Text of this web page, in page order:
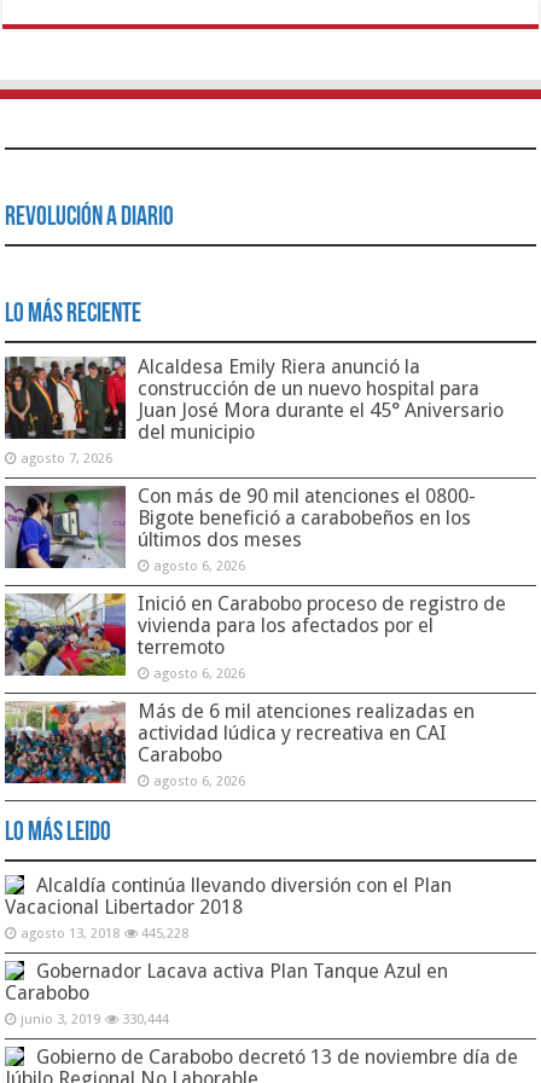
Revolución a Diario
Lo Más Reciente
Alcaldesa Emily Riera anunció la
construcción de un nuevo hospital para
Juan José Mora durante el 45° Aniversario
del municipio
agosto 7, 2026
Con más de 90 mil atenciones el 0800-
Bigote benefició a carabobeños en los
últimos dos meses
agosto 6, 2026
Inició en Carabobo proceso de registro de
vivienda para los afectados por el
terremoto
agosto 6, 2026
Más de 6 mil atenciones realizadas en
actividad lúdica y recreativa en CAI
Carabobo
agosto 6, 2026
Lo Más Leido
Alcaldía continúa llevando diversión con el Plan
Vacacional Libertador 2018
agosto 13, 2018 445,228
Gobernador Lacava activa Plan Tanque Azul en
Carabobo
junio 3, 2019 330,444
Gobierno de Carabobo decretó 13 de noviembre día de
Júbilo Regional No Laborable